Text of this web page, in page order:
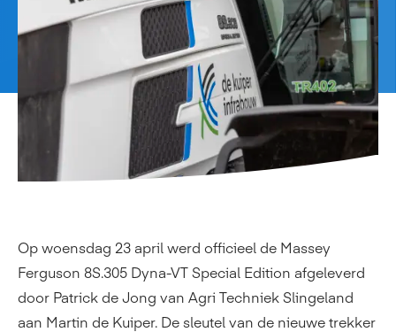
Op woensdag 23 april werd officieel de Massey
Ferguson 8S.305 Dyna-VT Special Edition afgeleverd
door Patrick de Jong van Agri Techniek Slingeland
aan Martin de Kuiper. De sleutel van de nieuwe trekker